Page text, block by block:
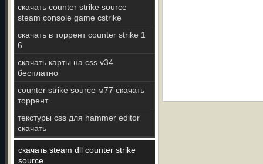
скачать counter strike source
steam console game cstrike
скачать в торрент counter strike 1
6
скачать карты на css v34
бесплатно
counter strike source м77 скачать
торрент
текстуры css для hammer editor
скачать
скачать steam dll counter strike
source